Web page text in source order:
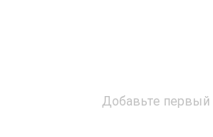
Добавьте